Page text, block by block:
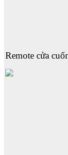
Remote cửa